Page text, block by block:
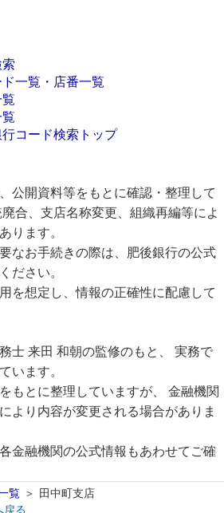
一覧・店番一覧
コード検索トップ
公開資料等をもとに確認・整理して
合、支店名称変更、組織再編等によ
ります。
なお手続きの際は、肥後銀行の公式
ださい。
を想定し、情報の正確性に配慮して
士 来田 和朝の監修のもと、 実務で
います。
もとに整理していますが、 金融機関
より内容が変更される場合がありま
金融機関の公式情報もあわせてご確
覧
田中町支店
戻る